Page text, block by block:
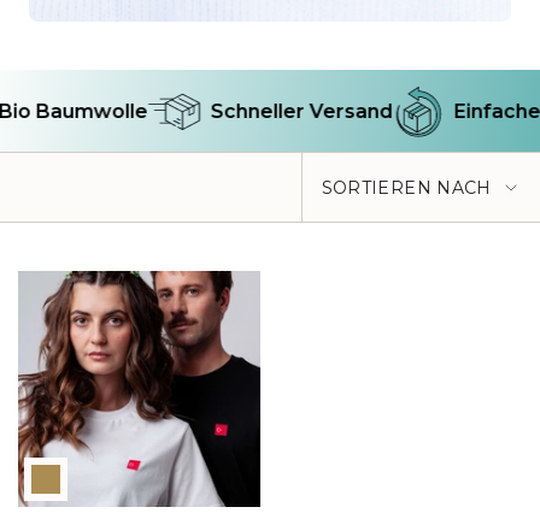
Baumwolle Schneller Versand
Sortieren
nach
SORTIEREN NACH